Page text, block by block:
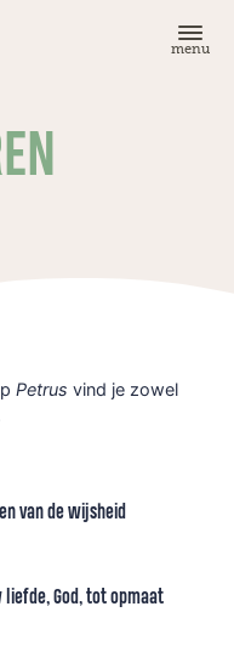
menu
Petrus vind je zowel
van de wijsheid
liefde, God, tot opmaat